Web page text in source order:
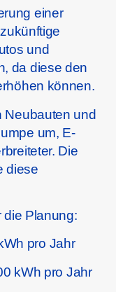
einer
und
da diese den
können.
Neubauten und
um, E-
Die
diese
die Planung:
pro Jahr
kWh pro Jahr